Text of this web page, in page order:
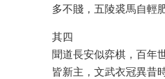
多不賤，五陵裘馬自輕肥
其四
聞道長安似弈棋，百年
皆新主，文武衣冠異昔時